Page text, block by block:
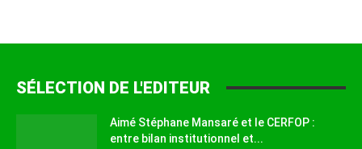
SÉLECTION DE L'EDITEUR
Aimé Stéphane Mansaré et le CERFOP :
entre bilan institutionnel et...